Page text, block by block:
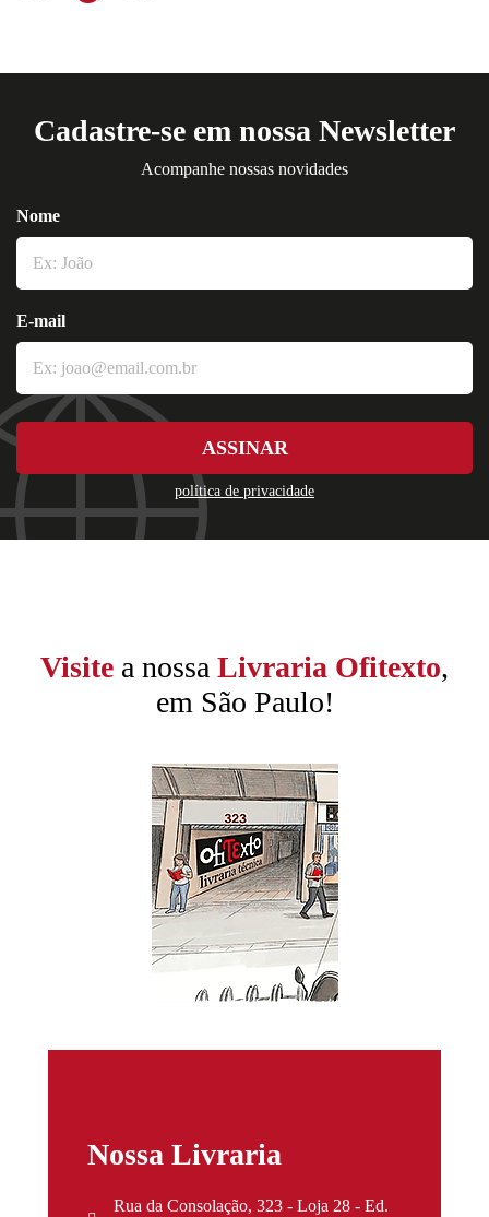
Cadastre-se em nossa Newsletter
Acompanhe nossas novidades
política de privacidade
Nome
E-mail
ASSINAR
Visite a nossa Livraria Ofitexto,
em São Paulo!
Nossa Livraria
Rua da Consolação, 323 - Loja 28 - Ed.